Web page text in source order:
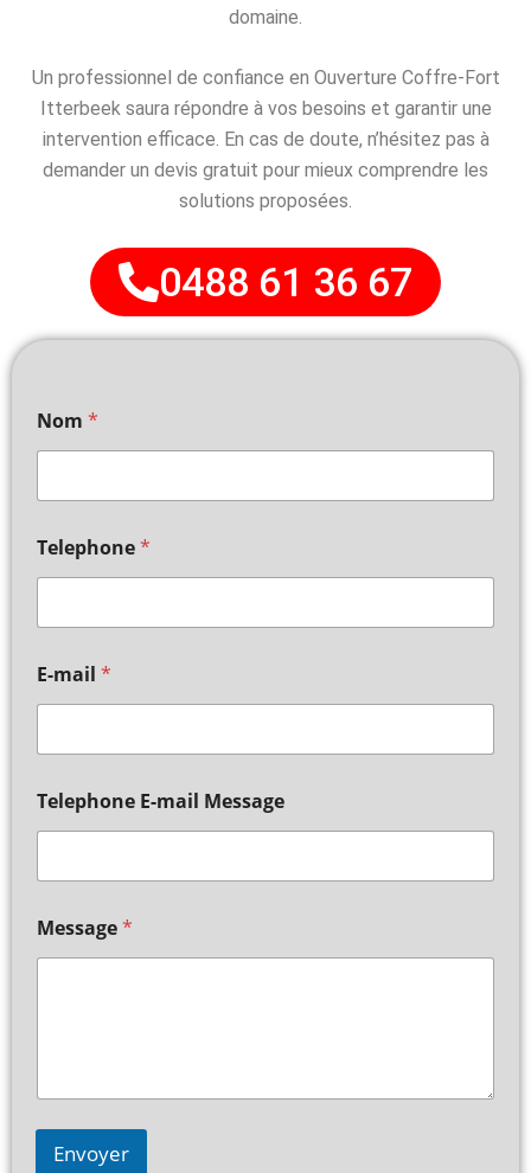
domaine.
Un professionnel de confiance en Ouverture Coffre-Fort
Itterbeek saura répondre à vos besoins et garantir une
intervention efficace. En cas de doute, n’hésitez pas à
demander un devis gratuit pour mieux comprendre les
solutions proposées.
0488 61 36 67
Nom *
Telephone*
E-mail *
Telephone E-mail Message
Message*
Envoyer